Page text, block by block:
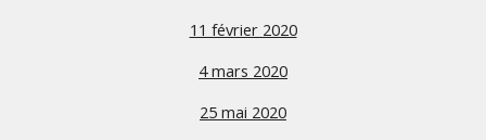
11 février 2020
4 mars 2020
25 mai 2020